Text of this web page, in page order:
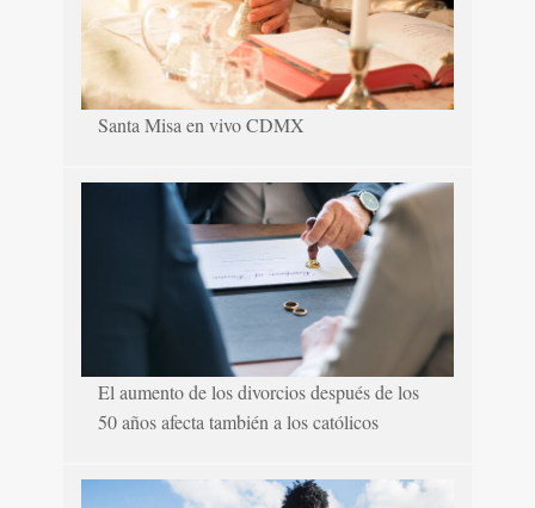
Santa Misa en vivo CDMX
El aumento de los divorcios después de los
50 años afecta también a los católicos